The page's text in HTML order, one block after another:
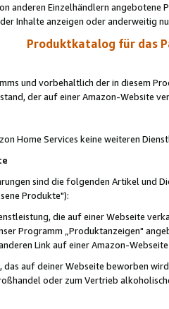
anderen Einzelhändlern
Inhalte anzeigen oder anderweitig
Produktkatalog für das
und vorbehaltlich der in diesem
der auf einer Amazon-Website
Home Services keine weiteren
sind die folgenden Artikel und
Produkte"):
die auf einer Webseite
Programm „Produktanzeigen"
Link auf einer Amazon-
auf deiner Webseite beworben
oder zum Vertrieb